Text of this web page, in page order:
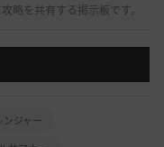
略を共有する掲示板です。
ンジャー